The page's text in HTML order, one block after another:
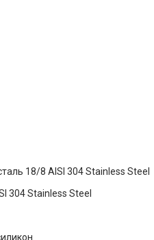
18/8 AISI 304 Stainless Steel
304 Stainless Steel